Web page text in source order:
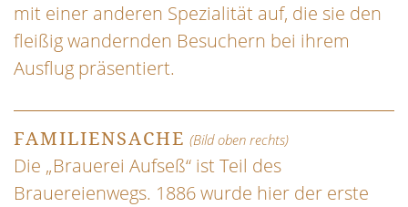
mit einer anderen Spezialität auf, die sie den
fleißig wandernden Besuchern bei ihrem
Ausflug präsentiert.
FAMILIENSACHE (Bild oben rechts)
Die „Brauerei Aufseß“ ist Teil des
Brauereienwegs. 1886 wurde hier der erste